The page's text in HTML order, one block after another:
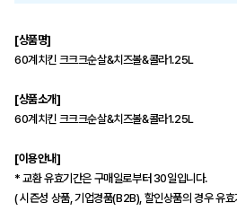
[상품명]
60계치킨 크크크순살&치즈볼&콜라1.25L
[상품소개]
60계치킨 크크크순살&치즈볼&콜라1.25L
[이용안내]
* 교환 유효기간은 구매일로부터 30일입니다.
( 시즌성 상품, 기업경품(B2B), 할인상품의 경우 유